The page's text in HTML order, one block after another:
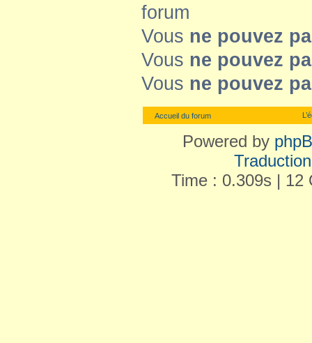
forum
Vous ne pouvez
Vous ne pouvez
Vous ne pouvez
Accueil du forum
Powered by
Time : 0.309s | 12